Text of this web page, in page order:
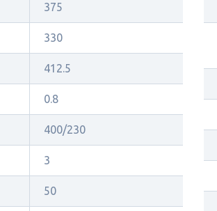
375
330
412.5
0.8
400/230
3
50